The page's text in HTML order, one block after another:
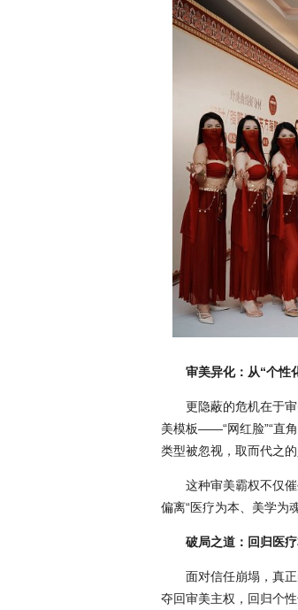
审美异化：从“个性
更隐蔽的危机在于
美模板——“网红脸”“直
类型被忽视，取而代之的
这种审美霸权不仅
偏离“医疗为本、美学为
破局之道：回归医
面对信任崩塌，真
夺回审美主权，回归个